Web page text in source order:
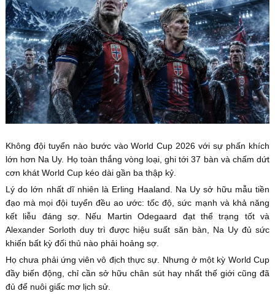
Không đội tuyển nào bước vào World Cup 2026 với sự phấn khích
lớn hơn Na Uy. Họ toàn thắng vòng loại, ghi tới 37 bàn và chấm dứt
cơn khát World Cup kéo dài gần ba thập kỷ.
Lý do lớn nhất dĩ nhiên là Erling Haaland. Na Uy sở hữu mẫu tiền
đạo mà mọi đội tuyển đều ao ước: tốc độ, sức mạnh và khả năng
kết liễu đáng sợ. Nếu Martin Odegaard đạt thể trạng tốt và
Alexander Sorloth duy trì được hiệu suất săn bàn, Na Uy đủ sức
khiến bất kỳ đối thủ nào phải hoảng sợ.
Họ chưa phải ứng viên vô địch thực sự. Nhưng ở một kỳ World Cup
đầy biến động, chỉ cần sở hữu chân sút hay nhất thế giới cũng đã
đủ để nuôi giấc mơ lịch sử.